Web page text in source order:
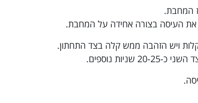
את העיסה בצורה אחידה על המחבת.
נוספים.